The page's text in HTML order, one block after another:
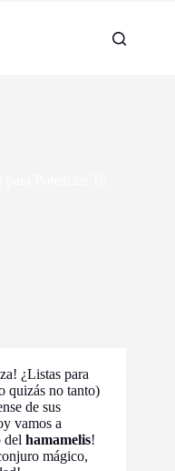
¿Listas para
quizás no tanto)
de sus
vamos a
del hamamelis!
mágico,